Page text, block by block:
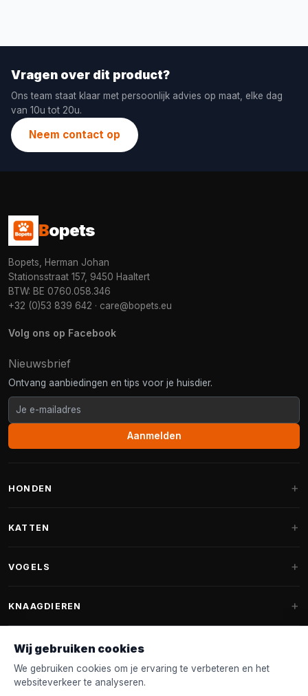
Vragen over dit product?
Ons team staat klaar met persoonlijk advies op maat, elke dag
van 10u tot 20u.
Neem contact op
Bopets
Bopets, Herman Johan
Stationsstraat 157, 9450 Haaltert
BTW: BE 0760.058.346
+32 (0)53 839 642 · care@bopets.eu
Volg ons op Facebook
Nieuwsbrief
Ontvang aanbiedingen en tips voor je huisdier.
Aanmelden
HONDEN
Fantail hondenmanden
Hondenspeelgoed
Halsband & Lijn
KATTEN
Krabpalen voor Maine Coon
Kattenmanden
VOGELS
Vogelvoer binnenvogels
Voederhuisjes
Nestkastjes & Nesting
KNAAGDIEREN
Knaagdierenvoer
Accessoires
Wij gebruiken cookies
We gebruiken cookies om je ervaring te verbeteren en het
websiteverkeer te analyseren.